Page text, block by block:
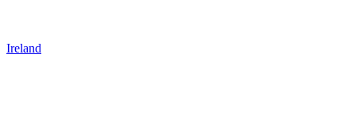
Ireland